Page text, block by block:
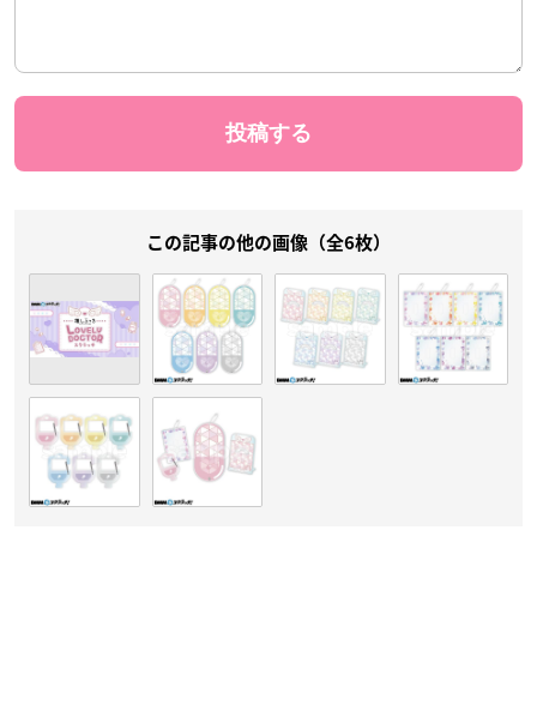
この記事の他の画像（全6枚）